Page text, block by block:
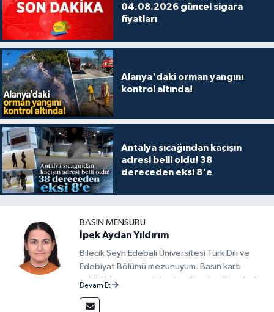
04.08.2026 güncel sigara
fiyatları
Alanya'daki orman yangını
kontrol altında!
Antalya sıcağından kaçışın
adresi belli oldu! 38
dereceden eksi 8'e
BASIN MENSUBU
İpek Aydan Yıldırım
Bilecik Şeyh Edebali Üniversitesi Türk Dili ve
Edebiyat Bölümü mezunuyum. Basın kartı
sahibi bir gazeteci olarak, güncel gelişmeleri
güvenilir ve tarafsız bilgilerle buluşturmayı
Devam Et